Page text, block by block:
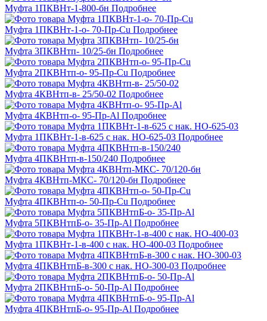
Муфта 1ПКВНт-1-800-бн Подробнее
Муфта 1ПКВНт-1-о- 70-Пр-Cu Подробнее
Муфта 3ПКВНтп- 10/25-бн Подробнее
Муфта 2ПКВНтп-о- 95-Пр-Cu Подробнее
Муфта 4КВНтп-в- 25/50-02 Подробнее
Муфта 4КВНтп-о- 95-Пр-Al Подробнее
Муфта 1ПКВНт-1-в-625 с нак. НО-625-03 Подробнее
Муфта 4ПКВНтп-в-150/240 Подробнее
Муфта 4КВНтп-МКС- 70/120-бн Подробнее
Муфта 4ПКВНтп-о- 50-Пр-Сu Подробнее
Муфта 5ПКВНтпБ-о- 35-Пр-Al Подробнее
Муфта 1ПКВНт-1-в-400 с нак. НО-400-03 Подробнее
Муфта 4ПКВНтпБ-в-300 с нак. НО-300-03 Подробнее
Муфта 2ПКВНтпБ-о- 50-Пр-Al Подробнее
Муфта 4ПКВНтпБ-о- 95-Пр-Al Подробнее